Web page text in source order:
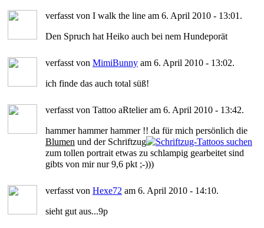
verfasst von I walk the line am 6. April 2010 - 13:01.
Den Spruch hat Heiko auch bei nem Hundeporät
verfasst von MimiBunny am 6. April 2010 - 13:02.
ich finde das auch total süß!
verfasst von Tattoo aRtelier am 6. April 2010 - 13:42.
hammer hammer hammer !! da für mich persönlich die
Blumen und der Schriftzug
zum tollen portrait etwas zu schlampig gearbeitet sind
gibts von mir nur 9,6 pkt ;-)))
verfasst von Hexe72 am 6. April 2010 - 14:10.
sieht gut aus...9p